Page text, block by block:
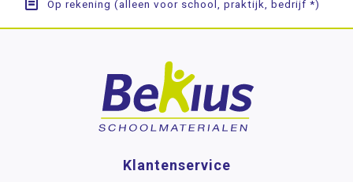
Op rekening (alleen voor school, praktijk, bedrijf *)
Klantenservice